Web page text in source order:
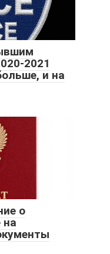
2021
и на
о
на